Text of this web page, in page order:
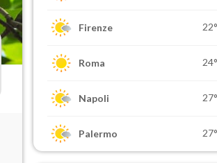
Firenze 22°
Roma 24°
Napoli 27°
Palermo 27°